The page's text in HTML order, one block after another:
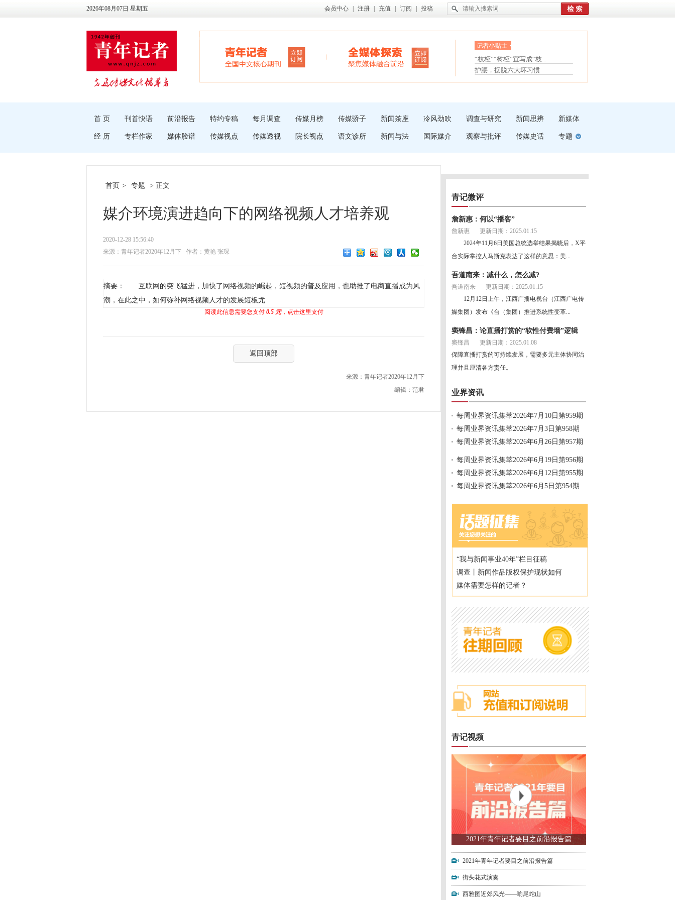
2026年08月07日 星期五 会员中心 注册 充值 订阅 投稿
眼白变红或是结膜下出血
“枝桠”“树桠”宜写成“枝...
夏天缓解疲劳有三招
护腰，摆脱六大坏习惯
受伤了冰敷还是热敷
首 页 刊首快语 前沿报告 特约专稿 每月调查 传媒月榜 传媒骄子 新闻茶座 冷风劲吹 调查与研究 新闻思辨 新媒体
经 历 专栏作家 媒体脸谱 传媒视点 传媒透视 院长视点 语文诊所 新闻与法 国际媒介 观察与批评 传媒史话 专题
首页 > 专题 > 正文
媒介环境演进趋向下的网络视频人才培养观
2020-12-28 15:56:40
来源：青年记者2020年12月下
作者：黄艳 张琛
摘要： 互联网的突飞猛进，加快了网络视频的崛起，短视频的普及应用，也助推了电商直播成为风
潮，在此之中，如何弥补网络视频人才的发展短板尤
阅读此信息需要您支付 0.5 元，点击这里支付
返回顶部
来源：青年记者2020年12月下
编辑：范君
青记微评
詹新惠：何以“播客”
詹新惠
更新日期：2025.01.15
2024年11月6日美国总统选举结果揭晓后，X平
台实际掌控人马斯克表达了这样的意思：美...
吾道南来：减什么，怎么减?
吾道南来
更新日期：2025.01.15
12月12日上午，江西广播电视台（江西广电传
媒集团）发布《台（集团）推进系统性变革...
窦锋昌：论直播打赏的“软性付费墙”逻辑
窦锋昌
更新日期：2025.01.08
保障直播打赏的可持续发展，需要多元主体协同治
理并且厘清各方责任。
业界资讯
每周业界资讯集萃2026年7月10日第959期
每周业界资讯集萃2026年7月3日第958期
每周业界资讯集萃2026年6月26日第957期
每周业界资讯集萃2026年6月19日第956期
每周业界资讯集萃2026年6月12日第955期
每周业界资讯集萃2026年6月5日第954期
“我与新闻事业40年”栏目征稿
调查丨新闻作品版权保护现状如何
媒体需要怎样的记者？
青记视频
2021年青年记者要目之前沿报告篇
2021年青年记者要目之前沿报告篇
街头花式演奏
西雅图近郊风光——响尾蛇山